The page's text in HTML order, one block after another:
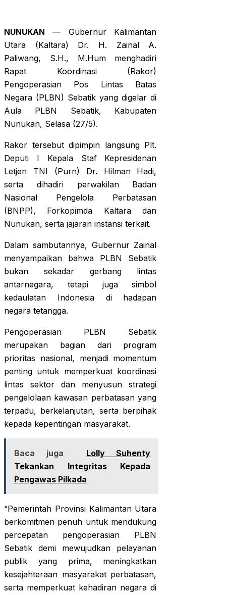
NUNUKAN — Gubernur Kalimantan
Utara (Kaltara) Dr. H. Zainal A.
Paliwang, S.H., M.Hum menghadiri
Rapat Koordinasi (Rakor)
Pengoperasian Pos Lintas Batas
Negara (PLBN) Sebatik yang digelar di
Aula PLBN Sebatik, Kabupaten
Nunukan, Selasa (27/5).
Rakor tersebut dipimpin langsung Plt.
Deputi I Kepala Staf Kepresidenan
Letjen TNI (Purn) Dr. Hilman Hadi,
serta dihadiri perwakilan Badan
Nasional Pengelola Perbatasan
(BNPP), Forkopimda Kaltara dan
Nunukan, serta jajaran instansi terkait.
Dalam sambutannya, Gubernur Zainal
menyampaikan bahwa PLBN Sebatik
bukan sekadar gerbang lintas
antarnegara, tetapi juga simbol
kedaulatan Indonesia di hadapan
negara tetangga.
Pengoperasian PLBN Sebatik
merupakan bagian dari program
prioritas nasional, menjadi momentum
penting untuk memperkuat koordinasi
lintas sektor dan menyusun strategi
pengelolaan kawasan perbatasan yang
terpadu, berkelanjutan, serta berpihak
kepada kepentingan masyarakat.
Baca juga
Lolly Suhenty
Tekankan Integritas Kepada
Pengawas Pilkada
“Pemerintah Provinsi Kalimantan Utara
berkomitmen penuh untuk mendukung
percepatan pengoperasian PLBN
Sebatik demi mewujudkan pelayanan
publik yang prima, meningkatkan
kesejahteraan masyarakat perbatasan,
serta memperkuat kehadiran negara di